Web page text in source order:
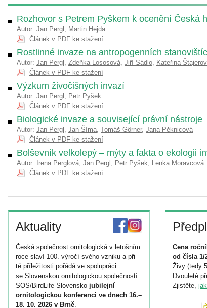
Rozhovor s Petrem Pyškem k ocenění Česká
Autor: Jan Pergl , Martin Hejda
Článek v PDF ke stažení
Rostlinné invaze na antropogenních
Autor: Jan Pergl , Zdeňka Lososová, Jiří Sádlo, Kateřina
Článek v PDF ke stažení
Výzkum živočišných invazí
Autor: Jan Pergl , Petr Pyšek
Článek v PDF ke stažení
Biologické invaze a související právní nástroje
Autor: Jan Pergl , Jan Šíma, Tomáš Görner, Jana Pěknicová
Článek v PDF ke stažení
Bolševník velkolepý – mýty a fakta o ekologii
Autor: Irena Perglová, Jan Pergl , Petr Pyšek, Lenka Moravcová
Článek v PDF ke stažení
Aktuality
Česká společnost ornitologická v letošním
roce slaví 100. výročí svého vzniku a při
té příležitosti pořádá ve spolupráci
se Slovenskou ornitologickou společností
SOS/BirdLife Slovensko jubilejní
ornitologickou konferenci ve dnech 16.–
18. 10. 2026 v Brně.
Cena
od čísla 1/
Živy (tedy
Dvouleté
Zjistěte,